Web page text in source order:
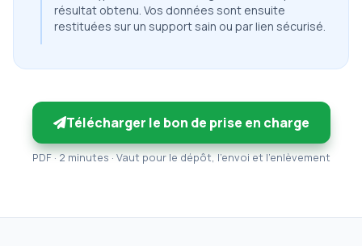
résultat obtenu. Vos données sont ensuite
restituées sur un support sain ou par lien sécurisé.
Télécharger le bon de prise en charge
PDF · 2 minutes · Vaut pour le dépôt, l'envoi et l'enlèvement